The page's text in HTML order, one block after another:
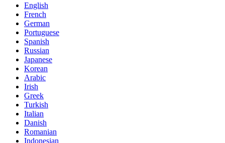
English
French
German
Portuguese
Spanish
Russian
Japanese
Korean
Arabic
Irish
Greek
Turkish
Italian
Danish
Romanian
Indonesian